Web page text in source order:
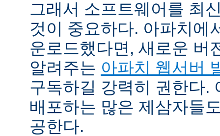
그래서 소프트웨어를 최
것이 중요하다. 아파치에
운로드했다면, 새로운 버
알려주는 아파치 웹서버
구독하길 강력히 권한다.
배포하는 많은 제삼자들
공한다.